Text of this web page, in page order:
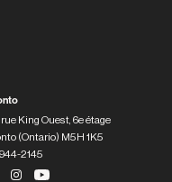
rue King Ouest, 6e étage
(Ontario) M5H 1K5
2145